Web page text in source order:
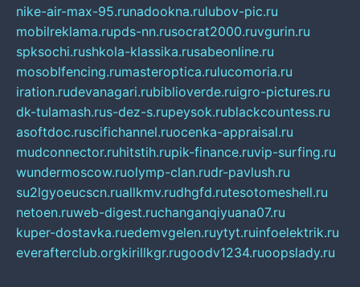
nike-air-max-95.runadookna.rulubov-pic.ru
mobilreklama.rupds-nn.rusocrat2000.ruvgurin.ru
spksochi.rushkola-klassika.rusabeonline.ru
mosoblfencing.rumasteroptica.rulucomoria.ru
iration.rudevanagari.rubiblioverde.ruigro-pictures.ru
dk-tulamash.rus-dez-s.rupeysok.rublackcountess.ru
asoftdoc.ruscifichannel.ruocenka-appraisal.ru
mudconnector.ruhitstih.rupik-finance.ruvip-surfing.ru
wundermoscow.ruolymp-clan.rudr-pavlush.ru
su2lgyoeucscn.ruallkmv.rudhgfd.rutesotomeshell.ru
netoen.ruweb-digest.ruchanganqiyuana07.ru
kuper-dostavka.ruedemvgelen.ruytyt.ruinfoelektrik.ru
everafterclub.orgkirillkgr.rugoodv1234.ruoopslady.ru